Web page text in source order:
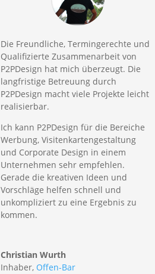
Die Freundliche, Termingerechte und
Qualifizierte Zusammenarbeit von
P2PDesign hat mich überzeugt. Die
langfristige Betreuung durch
P2PDesign macht viele Projekte leicht
realisierbar.
Ich kann P2PDesign für die Bereiche
Werbung, Visitenkartengestaltung
und Corporate Design in einem
Unternehmen sehr empfehlen.
Gerade die kreativen Ideen und
Vorschläge helfen schnell und
unkompliziert zu eine Ergebnis zu
kommen.
Christian Wurth
Inhaber, Offen-Bar